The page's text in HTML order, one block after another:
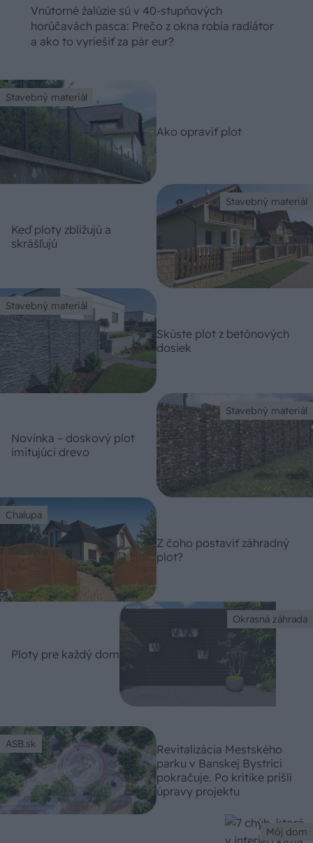
Vnútorné žalúzie sú v 40-stupňových
horúčavách pasca: Prečo z okna robia radiátor
a ako to vyriešiť za pár eur?
Stavebný materiál
Ako opraviť plot
Stavebný materiál
Keď ploty zbližujú a
skrášľujú
Stavebný materiál
Skúste plot z betónových
dosiek
Stavebný materiál
Novinka – doskový plot
imitujúci drevo
Chalupa
Z čoho postaviť záhradný
plot?
Okrasná záhrada
Ploty pre každý dom
ASB.sk
Revitalizácia Mestského
parku v Banskej Bystrici
pokračuje. Po kritike prišli
úpravy projektu
Môj dom